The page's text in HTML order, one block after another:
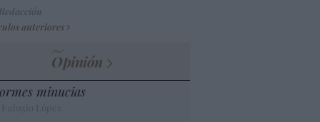
anteriores
Opinión
minucias